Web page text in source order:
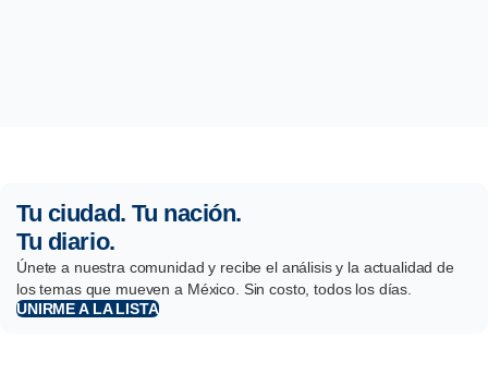
Tu ciudad. Tu nación.
Tu diario.
Únete a nuestra comunidad y recibe el análisis y la actualidad de
los temas que mueven a México. Sin costo, todos los días.
UNIRME A LA LISTA